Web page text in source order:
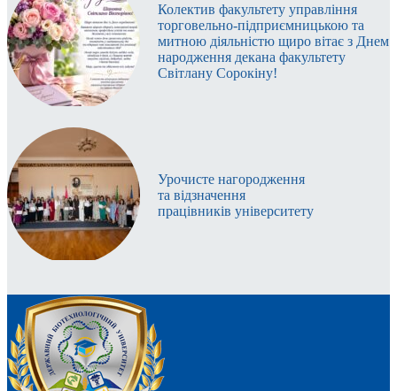
Колектив факультету управління
торговельно-підприємницькою та
митною діяльністю щиро вітає з Днем
народження декана факультету
Світлану Сорокіну!
Урочисте нагородження
та відзначення
працівників університету